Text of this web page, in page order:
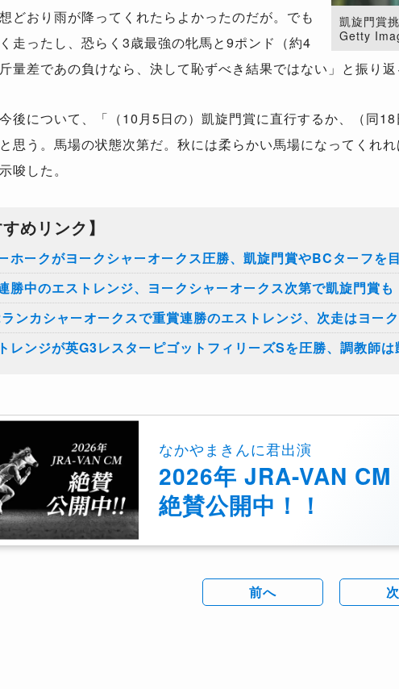
凱旋門賞
Getty
どおり雨が降ってくれたらよかったのだが。でも
走ったし、恐らく3歳最強の牝馬と9ポンド（約4
量差であの負けなら、決して恥ずべき結果ではない」と振り返
後について、「（10月5日の）凱旋門賞に直行するか、（同
思う。馬場の状態次第だ。秋には柔らかい馬場になってくれ
唆した。
すめリンク】
ホークがヨークシャーオークス圧勝、凱旋門賞やBCターフを
勝中のエストレンジ、ヨークシャーオークス次第で凱旋門賞も
ンカシャーオークスで重賞連勝のエストレンジ、次走はヨー
レンジが英G3レスターピゴットフィリーズSを圧勝、調教師
なかやまきんに君出演
2026年 JRA-VAN CM
絶賛公開中！！
前へ